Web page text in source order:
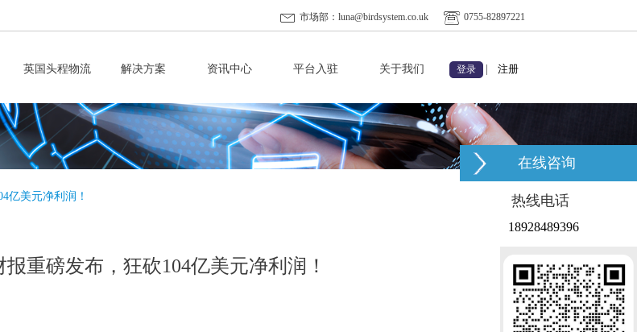
市场部：luna@birdsystem.co.uk 0755-82897221
英国头程物流 解决方案 资讯中心 平台入驻 关于我们 登录 注册
亿美元净利润！
报重磅发布，狂砍104亿美元净利润！
在线咨询
热线电话
18928489396